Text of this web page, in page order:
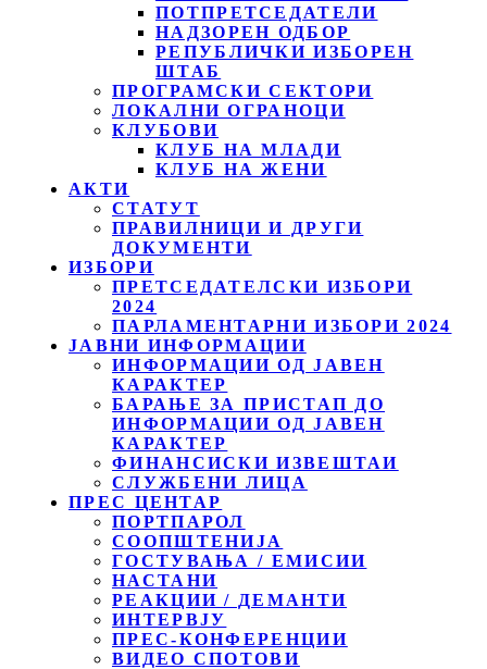
ПОТПРЕТСЕДАТЕЛИ
НАДЗОРЕН ОДБОР
РЕПУБЛИЧКИ ИЗБОРЕН
ШТАБ
ПРОГРАМСКИ СЕКТОРИ
ЛОКАЛНИ ОГРАНОЦИ
КЛУБОВИ
КЛУБ НА МЛАДИ
КЛУБ НА ЖЕНИ
АКТИ
СТАТУТ
ПРАВИЛНИЦИ И ДРУГИ
ДОКУМЕНТИ
ИЗБОРИ
ПРЕТСЕДАТЕЛСКИ ИЗБОРИ
2024
ПАРЛАМЕНТАРНИ ИЗБОРИ 2024
ЈАВНИ ИНФОРМАЦИИ
ИНФОРМАЦИИ ОД ЈАВЕН
КАРАКТЕР
БАРАЊЕ ЗА ПРИСТАП ДО
ИНФОРМАЦИИ ОД ЈАВЕН
КАРАКТЕР
ФИНАНСИСКИ ИЗВЕШТАИ
СЛУЖБЕНИ ЛИЦА
ПРЕС ЦЕНТАР
ПОРТПАРОЛ
СООПШТЕНИЈА
ГОСТУВАЊА / ЕМИСИИ
НАСТАНИ
РЕАКЦИИ / ДЕМАНТИ
ИНТЕРВЈУ
ПРЕС-КОНФЕРЕНЦИИ
ВИДЕО СПОТОВИ